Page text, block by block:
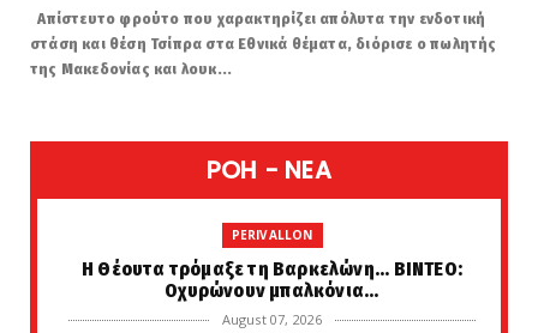
Απίστευτο φρούτο που χαρακτηρίζει απόλυτα την ενδοτική
στάση και θέση Τσίπρα στα Εθνικά θέματα, διόρισε ο πωλητής
της Μακεδονίας και λουκ...
POH - NEA
PERIVALLON
H Θέουτα τρόμαξε τη Βαρκελώνη... ΒΙΝΤΕΟ:
Οχυρώνουν μπαλκόνια...
August 07, 2026